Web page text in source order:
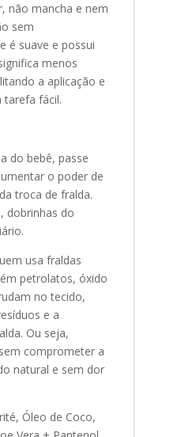
não mancha e nem
sem
é suave e possui
menos
a aplicação e
tarefa fácil.
do bebê, passe
o poder de
troca de fralda.
dobrinhas do
usa fraldas
petrolatos, óxido
no tecido,
e a
Ou seja,
comprometer a
natural e sem dor
Óleo de Coco,